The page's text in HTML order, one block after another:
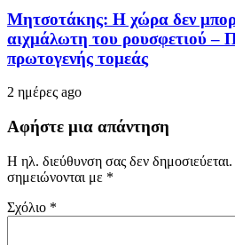
Μητσοτάκης: Η χώρα δεν
αιχμάλωτη του ρουσφετιού –
πρωτογενής τομεάς
2 ημέρες ago
Αφήστε μια απάντηση
Η ηλ. διεύθυνση σας δεν δημοσιεύεται.
σημειώνονται με *
Σχόλιο *